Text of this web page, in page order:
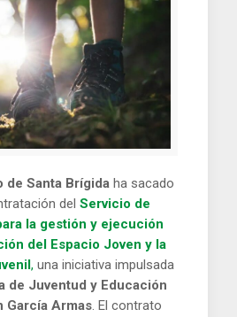
de Santa Brígida ha sacado
delServicio de
la gestión y ejecución
del Espacio Joven y la
,una iniciativa impulsada
de Juventud y Educación
García Armas. El contrato